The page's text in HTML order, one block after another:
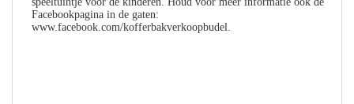
Facebookpagina in de gaten:
www.facebook.com/kofferbakverkoopbudel.